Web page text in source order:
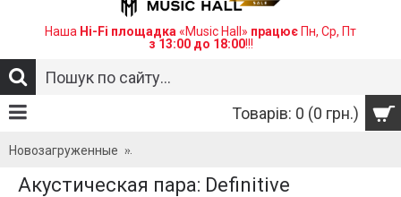
Наша Hi-Fi площадка «Music Hall» працює Пн, Ср, Пт
з 13:00 до 18:00!!!
Товарів: 0 (0 грн.)
Новозагруженные
Акустическая пара: Definitive